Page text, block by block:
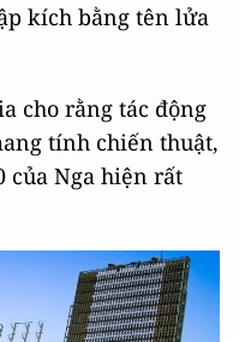
kích bằng tên lửa
cho rằng tác động
tính chiến thuật,
của Nga hiện rất